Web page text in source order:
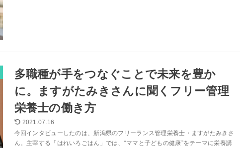
多職種が手をつなぐことで未来を豊か
に。ますがたみきさんに聞くフリー管理
栄養士の働き方
2021.07.16
今回インタビューしたのは、新潟県のフリーランス管理栄養士・ますがたみきさ
ん。主宰する「はれいろごはん」では、“ママと子どもの健康”をテーマに栄養講